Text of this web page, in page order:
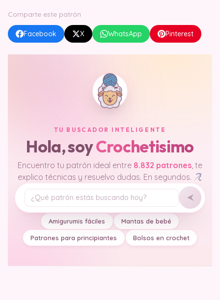
Comparte este patrón
Facebook X WhatsApp Pinterest
TU BUSCADOR INTELIGENTE
Hola, soyCrochetisimo
Encuentro tu patrón ideal entre 8.832 patrones, te
explico técnicas y resuelvo dudas. En segundos.
Tu pregunta
Amigurumis fáciles Mantas de bebé
Patrones para principiantes Bolsos en crochet